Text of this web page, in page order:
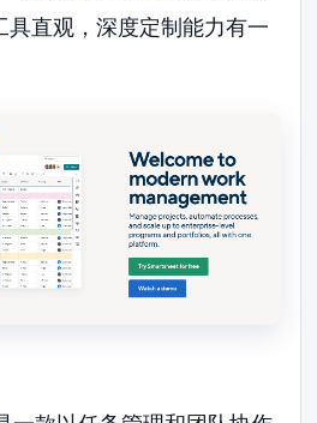
具直观，深度定制能力有一